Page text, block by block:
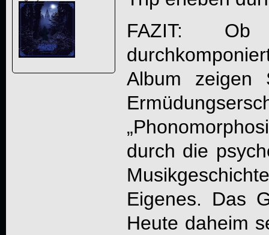
FAZIT: Ob
Album zeigen
„
durch die
Eigenes. Das
Heute daheim